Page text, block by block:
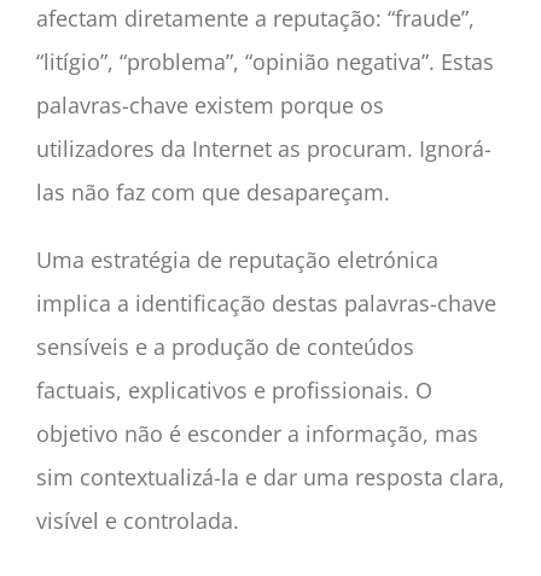
afectam diretamente a reputação: “fraude”,
“litígio”, “problema”, “opinião negativa”. Estas
palavras-chave existem porque os
utilizadores da Internet as procuram. Ignorá-
las não faz com que desapareçam.
Uma estratégia de reputação eletrónica
implica a identificação destas palavras-chave
sensíveis e a produção de conteúdos
factuais, explicativos e profissionais. O
objetivo não é esconder a informação, mas
sim contextualizá-la e dar uma resposta clara,
visível e controlada.